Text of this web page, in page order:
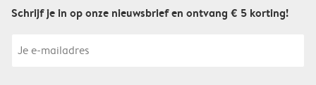
Schrijf je in op onze nieuwsbrief en ontvang € 5 korting!